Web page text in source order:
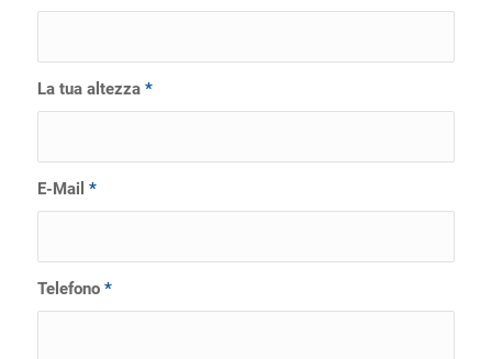
La tua altezza *
E-Mail *
Telefono *